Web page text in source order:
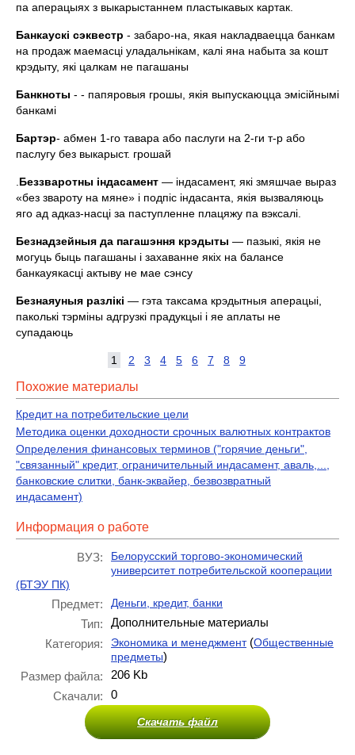
па аперацыях з выкарыстаннем пластыкавых кар­так.
Банкаускi сэквестр - забаро-на, якая накладваецца банкам
на продаж маемасцi уладальнiкам, калi яна набыта за кошт
крэдыту, якi цалкам не пагашаны
Банкноты - - папяровыя грошы, якiя выпускаюцца эмiсiйнымi
банкамi
Бартэр- абмен 1-го тавара або паслуги на 2-ги т-р або
паслугу без выкарыст. грошай
Беззваротны iндасамент — iндасамент, якi змяшчае выраз
«без звароту на мяне» i подпiс iндасанта, якiя вызваляюць
яго ад адказ-насцi за паступленне плацяжу па вэксалi.
Безнадзейныя да пагашэння крэ­дыты — пазыкi, якiя не
могуць быць пагашаны i захаванне якiх на балансе
банкауякасцi актыву не мае сэнсу
Безнаяуныя разлiкi — гэта таксама крэдытныя аперацыi,
паколькi тэрмiны адгрузкi прадукцыi i яе аплаты не
супадаюць
1 2 3 4 5 6 7 8 9
Похожие материалы
Кредит на потребительские цели
Методика оценки доходности срочных валютных контрактов
Определения финансовых терминов ("горячие деньги",
"связанный" кредит, ограничительный индасамент, аваль,...,
банковские слитки, банк-эквайер, безвозвратный
индасамент)
Информация о работе
ВУЗ:
Белорусский торгово-экономический
университет потребительской кооперации
(БТЭУ ПК)
Предмет: Деньги, кредит, банки
Тип:
Дополнительные материалы
Категория:
Экономика и менеджмент(Общественные
предметы)
Размер файла:
206 Kb
Скачали:
0
Скачать файл